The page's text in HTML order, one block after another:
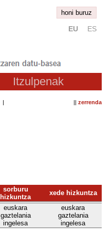
honi buruz
EU ES
Itzulpenak
| || zerrenda
sorburu
hizkuntza
xede hizkuntza
euskara
gaztelania
ingelesa
euskara
gaztelania
ingelesa